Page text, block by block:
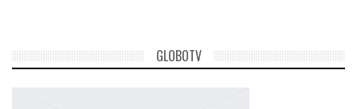
GLOBOTV